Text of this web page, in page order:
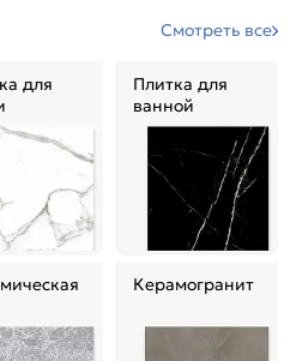
Смотреть все
для
Плитка для
ванной
Керамогранит